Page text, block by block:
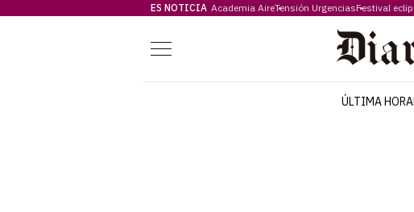
ES NOTICIA Academia AireTensión UrgenciasFestival
Menú
ÚLTIMA HORA